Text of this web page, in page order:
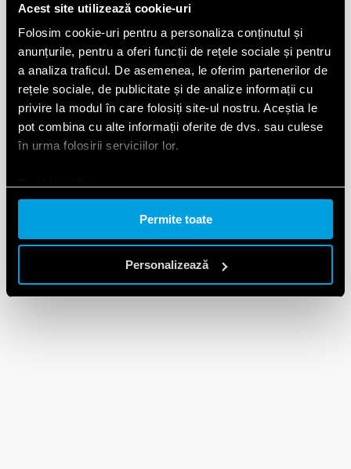
Acest site utilizează cookie-uri
Folosim cookie-uri pentru a personaliza conținutul și
anunțurile, pentru a oferi funcții de rețele sociale și pentru
a analiza traficul. De asemenea, le oferim partenerilor de
rețele sociale, de publicitate și de analize informații cu
privire la modul în care folosiți site-ul nostru. Aceștia le
pot combina cu alte informații oferite de dvs. sau culese
în urma folosirii serviciilor lor.
Permite toate
Personalizează